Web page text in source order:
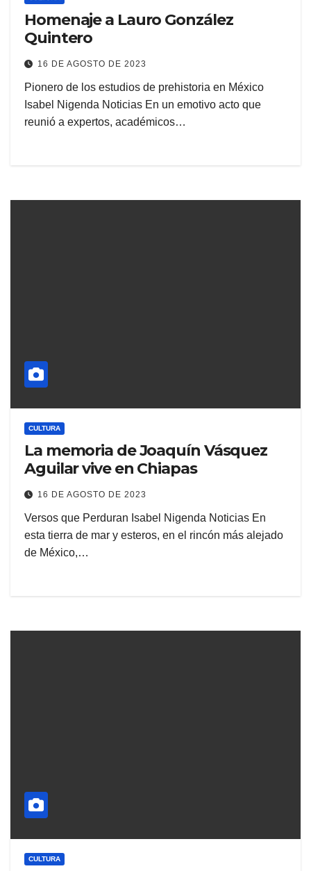
Homenaje a Lauro González
Quintero
16 DE AGOSTO DE 2023
Pionero de los estudios de prehistoria en México
Isabel Nigenda Noticias En un emotivo acto que
reunió a expertos, académicos…
CULTURA
La memoria de Joaquín Vásquez
Aguilar vive en Chiapas
16 DE AGOSTO DE 2023
Versos que Perduran Isabel Nigenda Noticias En
esta tierra de mar y esteros, en el rincón más alejado
de México,…
CULTURA